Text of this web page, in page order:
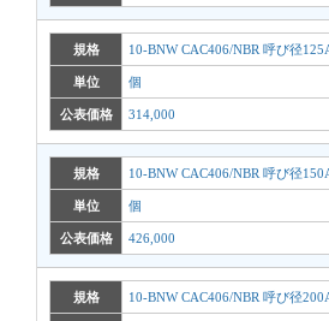
規格 10-BNW CAC406/NBR 呼び径
単位 個
公表価格 314,000
規格 10-BNW CAC406/NBR 呼び径
単位 個
公表価格 426,000
規格 10-BNW CAC406/NBR 呼び径